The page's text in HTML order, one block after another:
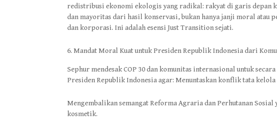
redistribusi ekonomi ekologis yang radikal: rakyat di garis depan
dan mayoritas dari hasil konservasi, bukan hanya janji moral atau
dan korporasi. Ini adalah esensi Just Transition sejati.
Mandat Moral Kuat untuk Presiden Republik Indonesia dari
Sephur mendesak COP 30 dan komunitas internasional untuk
Presiden Republik Indonesia agar: Menuntaskan konflik tata
Mengembalikan semangat Reforma Agraria dan Perhutanan
kosmetik.